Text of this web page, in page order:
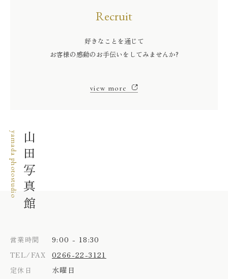
Recruit
好きなことを通じて
お客様の感動のお手伝いをしてみませんか?
view more
山田写真館
yamada photostudio
営業時間 9:00 - 18:30
TEL/FAX 0266-22-3121
定休日 水曜日